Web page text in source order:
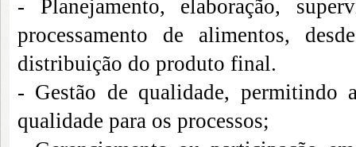
- Planejamento, elaboração,
processamento de alimentos,
distribuição do produto final.
- Gestão de qualidade, permitindo
qualidade para os processos;